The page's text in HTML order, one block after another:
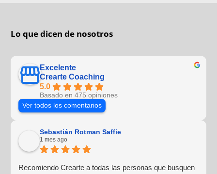
Lo que dicen de nosotros
Excelente
Crearte Coaching
5.0
Basado en 475 opiniones
Ver todos los comentarios
Sebastián Rotman Saffie
1 mes ago
Recomiendo Crearte a todas las personas que busquen